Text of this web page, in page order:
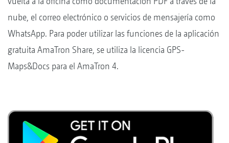
nube, el correo electrónico o servicios de mensajería como
WhatsApp. Para poder utilizar las funciones de la aplicación
gratuita AmaTron Share, se utiliza la licencia GPS-
Maps&Docs para el AmaTron 4.